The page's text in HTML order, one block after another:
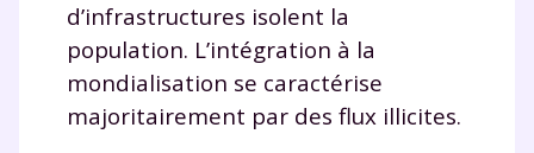
d’infrastructures isolent la
population. L’intégration à la
mondialisation se caractérise
majoritairement par des flux illicites.